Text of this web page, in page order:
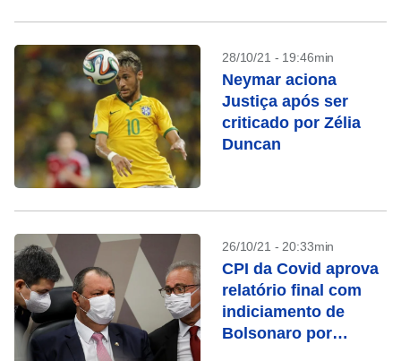
28/10/21 - 19:46min
Neymar aciona
Justiça após ser
criticado por Zélia
Duncan
26/10/21 - 20:33min
CPI da Covid aprova
relatório final com
indiciamento de
Bolsonaro por